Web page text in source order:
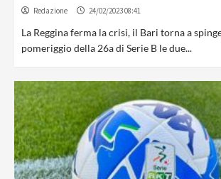
Redazione 24/02/2023 08:41
La Reggina ferma la crisi, il Bari torna a
pomeriggio della 26a di Serie B le due...